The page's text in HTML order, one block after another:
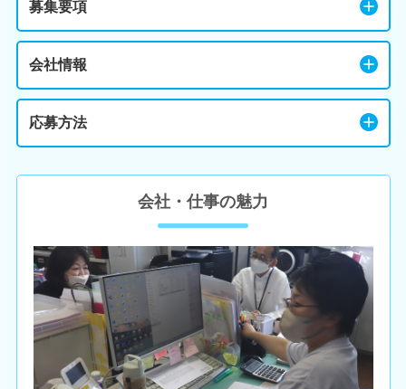
募集要項
会社情報
応募方法
会社・仕事の魅力